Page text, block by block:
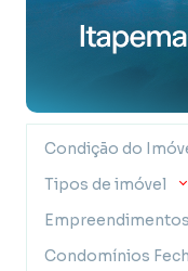
Condição do
Tipos de imóvel
Empreendimentos
Condomínios